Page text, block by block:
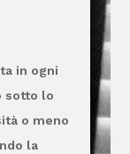
in ogni
sotto lo
o meno
la